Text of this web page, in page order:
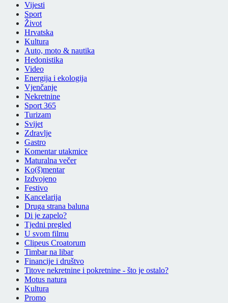
Vijesti
Sport
Život
Hrvatska
Kultura
Auto, moto & nautika
Hedonistika
Video
Energija i ekologija
Vjenčanje
Nekretnine
Sport 365
Turizam
Svijet
Zdravlje
Gastro
Komentar utakmice
Maturalna večer
Ko(š)mentar
Izdvojeno
Festivo
Kancelarija
Druga strana baluna
Di je zapelo?
Tjedni pregled
U svom filmu
Clipeus Croatorum
Timbar na libar
Financije i društvo
Titove nekretnine i pokretnine - što je ostalo?
Motus natura
Kultura
Promo